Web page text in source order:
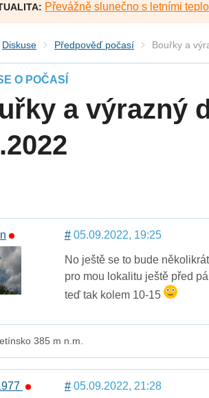
Převážně slunečno s letními
Diskuse Předpověď počasí Bouřky a
O POČASÍ
a výrazný
#05.09.2022, 19:25
No ještě se to bude
pro mou lokalitu ještě před
teď tak kolem 10-15
385 m n.m.
#05.09.2022, 21:28